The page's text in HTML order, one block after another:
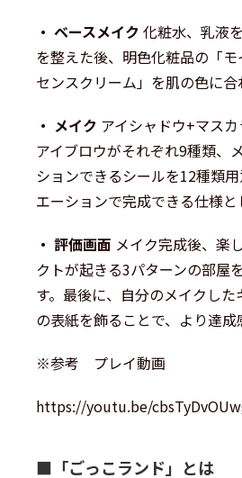
・ ベースメイク 化粧水、乳液
を整えた後、明色化粧品の「
センスクリーム」を肌の色に合
・ メイク アイシャドウ+マスカ
アイブロウがそれぞれ9種類、
ションできるシールを12種類
エーションで完成できる仕様と
・ 評価画面 メイク完成後、楽
クトが起きる3パターンの部屋
す。最後に、自分のメイクし
の表紙を飾ることで、より達成
※参考 プレイ動画
https://youtu.be/
■︎「ごっこランド」とは